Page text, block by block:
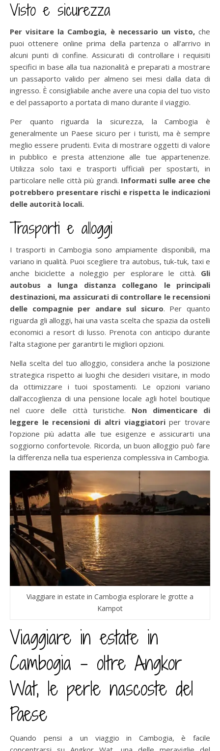
Visto e sicurezza
Per visitare la Cambogia, è necessario un visto,che
puoi ottenere online prima della partenza o all’arrivo in
alcuni punti di confine. Assicurati di controllare i requisiti
specifici in base alla tua nazionalità e preparati a mostrare
un passaporto valido per almeno sei mesi dalla data di
ingresso. È consigliabile anche avere una copia del tuo visto
e del passaporto a portata di mano durante il viaggio.
Per quanto riguarda la sicurezza, la Cambogia è
generalmente un Paese sicuro per i turisti, ma è sempre
meglio essere prudenti. Evita di mostrare oggetti di valore
in pubblico e presta attenzione alle tue appartenenze.
Utilizza solo taxi e trasporti ufficiali per spostarti, in
particolare nelle città più grandi. Informati sulle aree che
potrebbero presentare rischi e rispetta le indicazioni
delle autorità locali.
Trasporti e alloggi
I trasporti in Cambogia sono ampiamente disponibili, ma
variano in qualità. Puoi scegliere tra autobus, tuk-tuk, taxi e
anche biciclette a noleggio per esplorare le città. Gli
autobus a lunga distanza collegano le principali
destinazioni, ma assicurati di controllare le recensioni
delle compagnie per andare sul sicuro. Per quanto
riguarda gli alloggi, hai una vasta scelta che spazia da ostelli
economici a resort di lusso. Prenota con anticipo durante
l’alta stagione per garantirti le migliori opzioni.
Nella scelta del tuo alloggio, considera anche la posizione
strategica rispetto ai luoghi che desideri visitare, in modo
da ottimizzare i tuoi spostamenti. Le opzioni variano
dall’accoglienza di una pensione locale agli hotel boutique
nel cuore delle città turistiche. Non dimenticare di
leggere le recensioni di altri viaggiatoriper trovare
l’opzione più adatta alle tue esigenze e assicurarti una
soggiorno confortevole. Ricorda, un buon alloggio può fare
la differenza nella tua esperienza complessiva in Cambogia.
Viaggiare in estate in Cambogia esplorare le grotte a
Kampot
Viaggiare in estate in
Cambogia – oltre Angkor
Wat, le perle nascoste del
Paese
Quando pensi a un viaggio in Cambogia, è facile